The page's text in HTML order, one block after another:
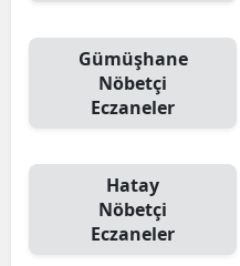
Gümüşhane
Nöbetçi
Eczaneler
Hatay
Nöbetçi
Eczaneler